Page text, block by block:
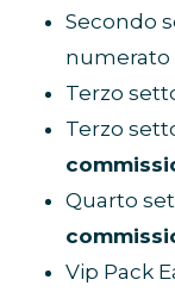
Secondo
numerato
Terzo
Terzo
Quarto
Vip Pack